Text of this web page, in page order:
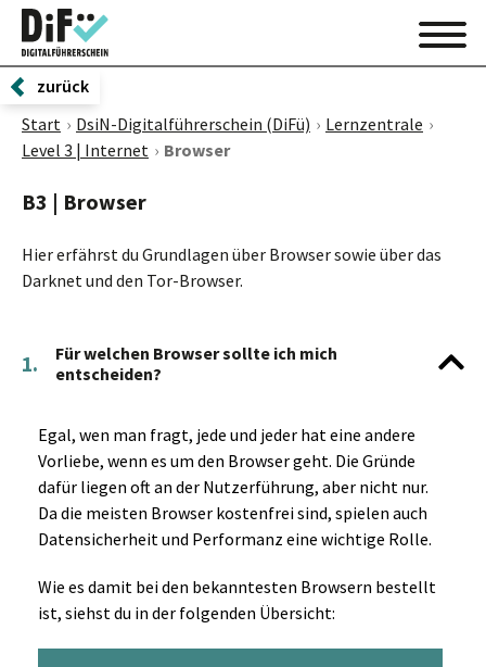
zurück
Start
DsiN-Digitalführerschein (DiFü)
Lernzentrale
Level 3 | Internet
Browser
B3 | Browser
Hier erfährst du Grundlagen über Browser sowie über das
Darknet und den Tor-Browser.
1.
Für welchen Browser sollte ich mich
entscheiden?
Egal, wen man fragt, jede und jeder hat eine andere
Vorliebe, wenn es um den Browser geht. Die Gründe
dafür liegen oft an der Nutzerführung, aber nicht nur.
Da die meisten Browser kostenfrei sind, spielen auch
Datensicherheit und Performanz eine wichtige Rolle.
Wie es damit bei den bekanntesten Browsern bestellt
ist, siehst du in der folgenden Übersicht: